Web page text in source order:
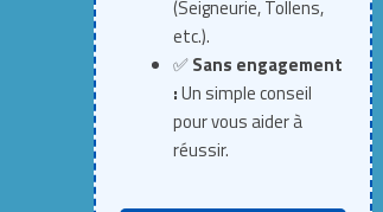
(Seigneurie, Tollens,
etc.).
✅Sans engagement
:Un simple conseil
pour vous aider à
réussir.